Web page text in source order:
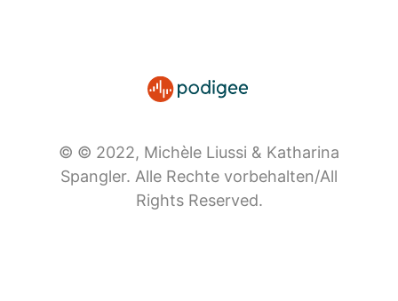
© © 2022, Michèle Liussi & Katharina
Spangler. Alle Rechte vorbehalten/All
Rights Reserved.